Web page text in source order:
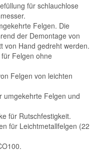
für schlauchlose
Felgen. Die
der Demontage von
von Hand gedreht werden.
Felgen ohne
Felgen von leichten
umgekehrte Felgen und
für Rutschfestigkeit.
für Leichtmetallfelgen (22